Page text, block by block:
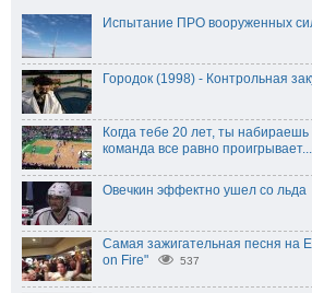
Испытание ПРО вооруженных
Городок (1998) - Контрольная
Когда тебе 20 лет, ты набираешь
команда все равно
Овечкин эффектно ушел со льда
Самая зажигательная песня на
on Fire"
537